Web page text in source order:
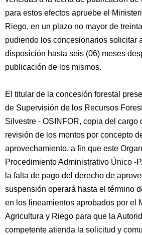
para estos efectos apruebe el
Riego, en un plazo no mayor de
pudiendo los concesionarios solicitar
disposición hasta seis (06) meses
publicación de los mismos.
El titular de la concesión forestal
de Supervisión de los Recursos
Silvestre - OSINFOR, copia del cargo
revisión de los montos por concepto
aprovechamiento, a fin que este
Procedimiento Administrativo Único -
la falta de pago del derecho de
suspensión operará hasta el término
en los lineamientos aprobados por el
Agricultura y Riego para que la
competente atienda la solicitud y